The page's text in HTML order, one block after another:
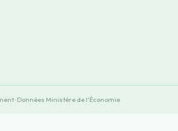
· Données Ministère de l'Économie